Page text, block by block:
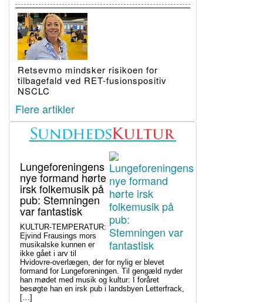
Retsevmo mindsker risikoen for
tilbagefald ved RET-fusionspositiv
NSCLC
Flere artikler
Lungeforeningens
nye formand hørte
irsk folkemusik på
pub: Stemningen
var fantastisk
KULTUR-TEMPERATUR:
Ejvind Frausings mors
musikalske kunnen er
ikke gået i arv til
Hvidovre-overlægen, der for nylig er blevet
formand for Lungeforeningen. Til gengæld nyder
han mødet med musik og kultur: I foråret
besøgte han en irsk pub i landsbyen Letterfrack,
[…]